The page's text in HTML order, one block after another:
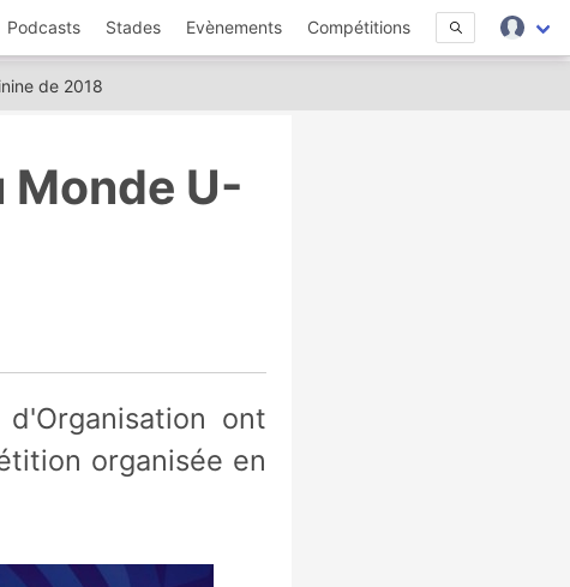
Podcasts Stades Evènements Compétitions
de 2018
Monde U-
organisée en